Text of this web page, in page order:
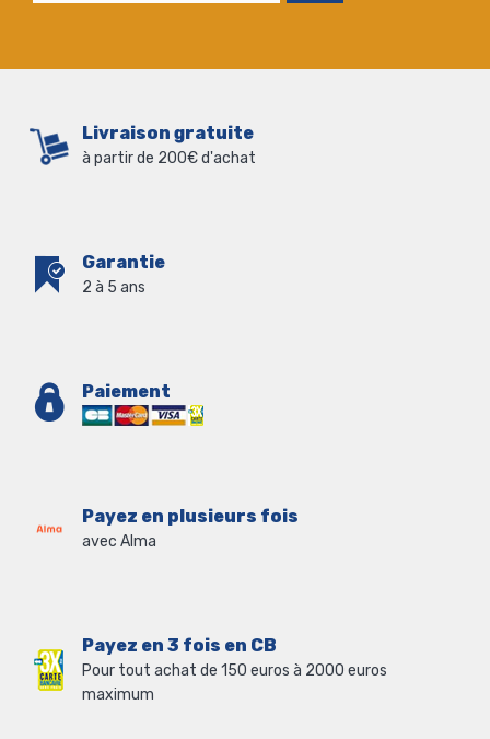
Livraison gratuite
à partir de 200€ d'achat
Garantie
2 à 5 ans
Paiement
Payez en plusieurs fois
avec Alma
Payez en 3 fois en CB
Pour tout achat de 150 euros à 2000 euros
maximum